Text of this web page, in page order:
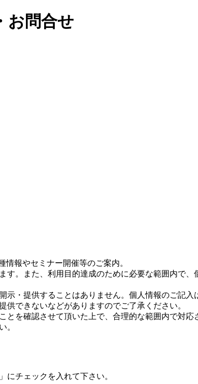
お問合せ
報やセミナー開催等のご案内。
す。また、利用目的達成のために必要な範囲内で
・提供することはありません。個人情報のご記入
できないなどがありますのでご了承ください。
を確認させて頂いた上で、合理的な範囲内で対応
。
にチェックを入れて下さい。